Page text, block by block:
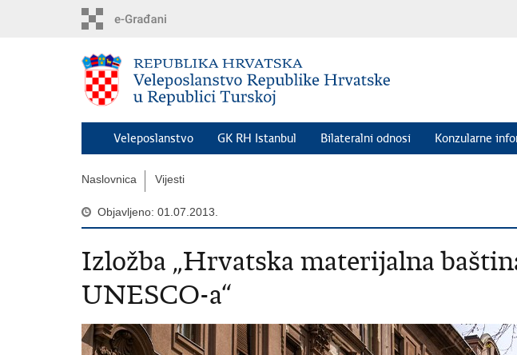
Veleposlanstvo GK RH Istanbul Bilateralni odnosi Konzularne
Naslovnica Vijesti
Objavljeno: 01.07.2013.
Izložba „Hrvatska materijalna
UNESCO-a“